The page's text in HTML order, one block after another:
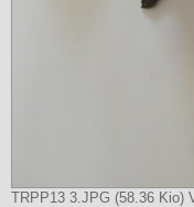
TRPP13 3.JPG (58.36 Kio)